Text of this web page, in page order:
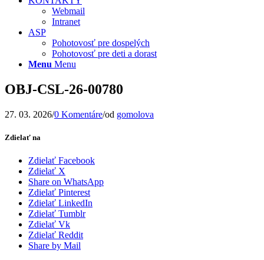
Webmail
Intranet
ASP
Pohotovosť pre dospelých
Pohotovosť pre deti a dorast
Menu Menu
OBJ-CSL-26-00780
27. 03. 2026/0 Komentáre/od gomolova
Zdielať na
Zdielať Facebook
Zdielať X
Share on WhatsApp
Zdielať Pinterest
Zdielať LinkedIn
Zdielať Tumblr
Zdielať Vk
Zdielať Reddit
Share by Mail